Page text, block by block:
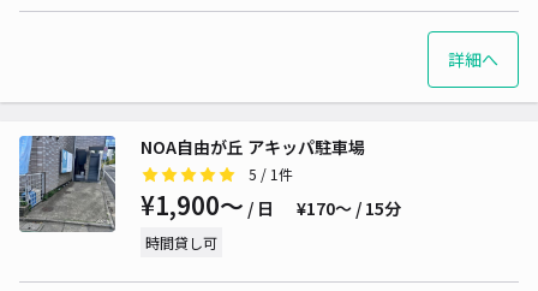
詳細へ
NOA自由が丘 アキッパ駐車場
5 / 1件
¥1,900〜 / 日 ¥170〜 / 15分
時間貸し可